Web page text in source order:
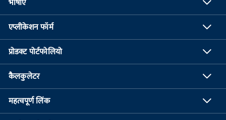
भाषाएं
एप्लीकेशन फॉर्म
प्रोडक्ट पोर्टफोलियो
कैलकुलेटर
महत्वपूर्ण लिंक